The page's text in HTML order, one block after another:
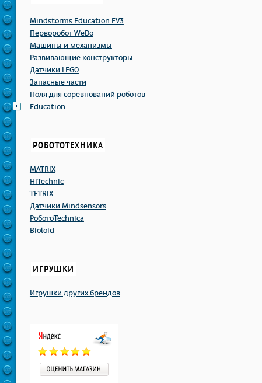
Mindstorms Education EV3
Перворобот WeDo
Машины и механизмы
Развивающие конструкторы
Датчики LEGO
Запасные части
Поля для соревнований роботов
Education
РОБОТОТЕХНИКА
MATRIX
HiTechnic
TETRIX
Датчики Mindsensors
РоботоTechnicа
Bioloid
ИГРУШКИ
Игрушки других брендов